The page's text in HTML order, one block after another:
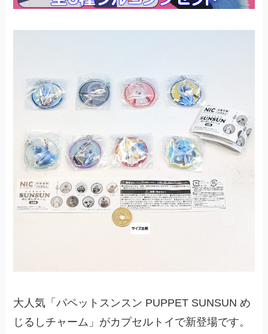
大人気「パペットスンスン PUPPET SUNSUN め
じるしチャーム」がカプセルトイで新登場です。